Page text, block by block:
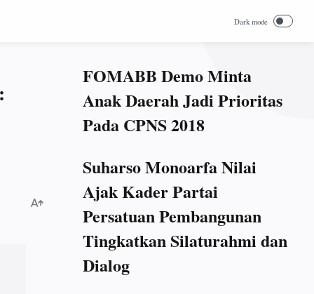
FOMABB Demo Minta
Anak Daerah Jadi Prioritas
Pada CPNS 2018
Suharso Monoarfa Nilai
Ajak Kader Partai
Persatuan Pembangunan
Tingkatkan Silaturahmi dan
Dialog